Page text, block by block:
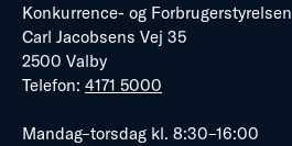
Konkurrence- og Forbrugerstyrelsen
Carl Jacobsens Vej 35
2500 Valby
Telefon: 4171 5000
Mandag–torsdag kl. 8:30–16:00